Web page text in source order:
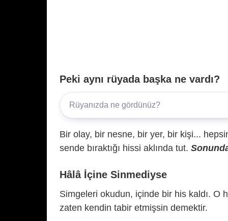
Peki aynı rüyada başka ne vardı?
Bir olay, bir nesne, bir yer, bir kişi...
sende bıraktığı hissi aklında tut.
Hâlâ İçine Sinmediyse
Simgeleri okudun, içinde bir his kaldı. O
zaten kendin tabir etmişsin demektir.